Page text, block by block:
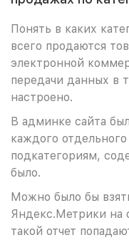
Понять в каких
всего продаются
электронной
передачи данных в
настроено.
В админке сайта
каждого
подкатегориям,
было.
Можно было бы
Яндекс.Метрики на
такой отчет